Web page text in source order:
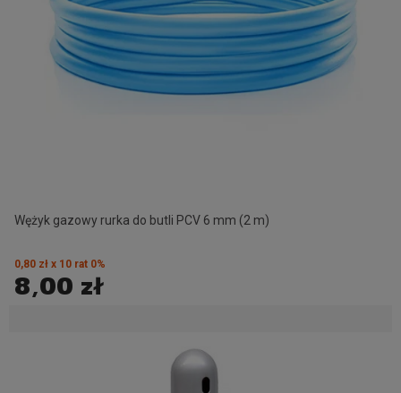
Wężyk gazowy rurka do butli PCV 6 mm (2 m)
8,00 zł
0,80 zł x 10 rat 0%